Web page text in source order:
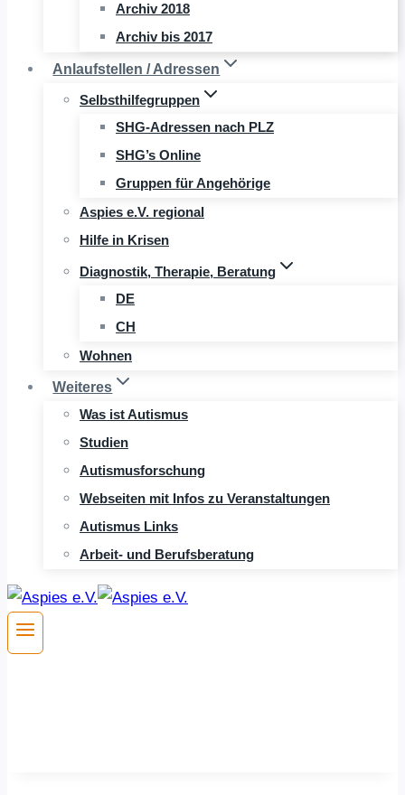
Archiv 2018
Archiv bis 2017
Anlaufstellen / Adressen
Selbsthilfegruppen
SHG-Adressen nach PLZ
SHG’s Online
Gruppen für Angehörige
Aspies e.V. regional
Hilfe in Krisen
Diagnostik, Therapie, Beratung
DE
CH
Wohnen
Weiteres
Was ist Autismus
Studien
Autismusforschung
Webseiten mit Infos zu Veranstaltungen
Autismus Links
Arbeit- und Berufsberatung